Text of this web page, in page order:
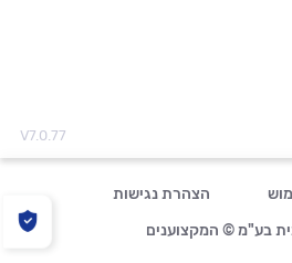
V7.0.77
הצהרת נגישות
בע"מ © המקצוענים